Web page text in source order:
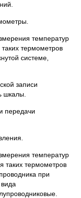
температур
термометров
системе,
записи
шкалы.
передачи
температур
таких термометров
при